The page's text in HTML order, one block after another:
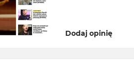
Dodaj opinię